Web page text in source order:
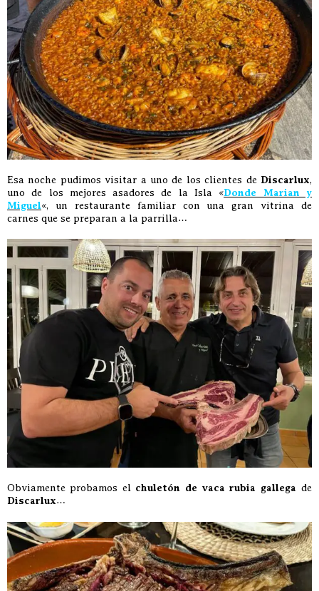
Esa noche pudimos visitar a uno de los clientes de Discarlux,
uno de los mejores asadores de la Isla «Donde Marian y
Miguel«, un restaurante familiar con una gran vitrina de
carnes que se preparan a la parrilla…
Obviamente probamos el chuletón de vaca rubia gallega de
Discarlux…